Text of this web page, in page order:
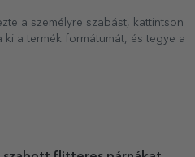
a személyre szabást, kattintson
ki a termék formátumát, és tegye a